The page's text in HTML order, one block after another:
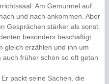
Am Gemurmel auf
und nach ankommen. Aber
Gesprächen stärker als sonst.
besonders beschäftigt.
gleich erzählen und ihn um
früher schon so oft getan
packt seine Sachen, die